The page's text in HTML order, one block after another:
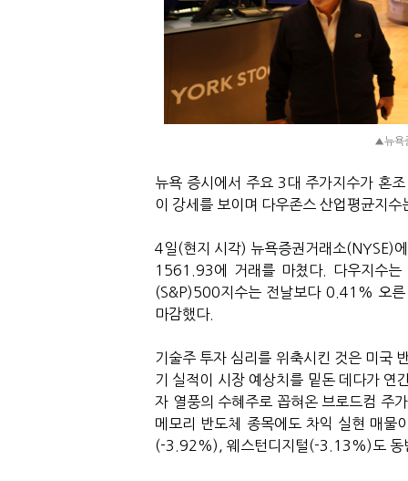
▲뉴욕
뉴욕 증시에서 주요 3대 주가지수가 혼
이 강세를 보이며 다우존스 산업평균지
4일(현지 시각) 뉴욕증권거래소(NYSE)
1561.93에 거래를 마쳤다. 다우지수는
(S&P)500지수는 전날보다 0.41% 오
마감했다.
기술주 투자 심리를 위축시킨 것은 미국
기 실적이 시장 예상치를 밑돈 데다가
자 열풍의 수혜주로 꼽혀온 브로드컴 주
메모리 반도체 종목에도 차익 실현 매
(-3.92%), 웨스턴디지털(-3.13%)도 동